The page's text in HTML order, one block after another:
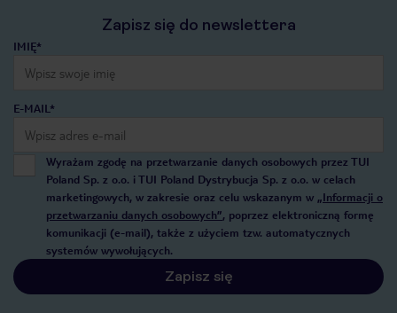
Zapisz się do newslettera
IMIĘ*
E-MAIL*
Wyrażam zgodę na przetwarzanie danych osobowych przez TUI
Poland Sp. z o.o. i TUI Poland Dystrybucja Sp. z o.o. w celach
marketingowych, w zakresie oraz celu wskazanym w „Informacji o
przetwarzaniu danych osobowych”, poprzez elektroniczną formę
komunikacji (e-mail), także z użyciem tzw. automatycznych
systemów wywołujących.
Zapisz się